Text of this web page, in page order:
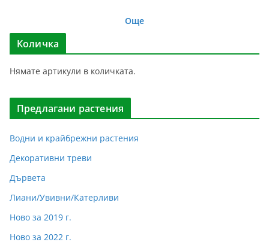
Още
Количка
Нямате артикули в количката.
Предлагани растения
Водни и крайбрежни растения
Декоративни треви
Дървета
Лиани/Увивни/Катерливи
Ново за 2019 г.
Ново за 2022 г.